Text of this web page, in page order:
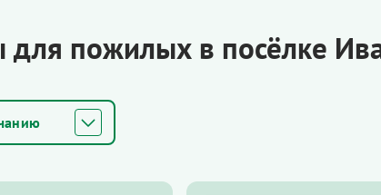
для пожилых в посёлке